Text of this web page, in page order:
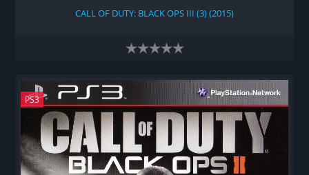
CALL OF DUTY: BLACK OPS III (3) (2015)
PS3